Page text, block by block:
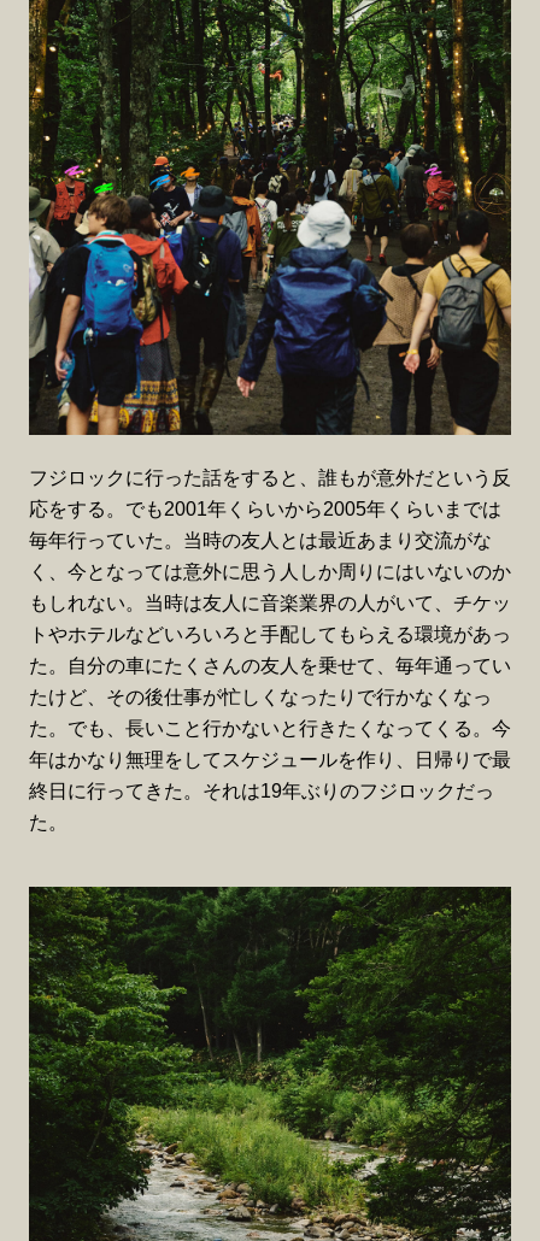
フジロックに行った話をすると、誰もが意外だという反
応をする。でも2001年くらいから2005年くらいまでは
毎年行っていた。当時の友人とは最近あまり交流がな
く、今となっては意外に思う人しか周りにはいないのか
もしれない。当時は友人に音楽業界の人がいて、チケッ
トやホテルなどいろいろと手配してもらえる環境があっ
た。自分の車にたくさんの友人を乗せて、毎年通ってい
たけど、その後仕事が忙しくなったりで行かなくなっ
た。でも、長いこと行かないと行きたくなってくる。今
年はかなり無理をしてスケジュールを作り、日帰りで最
終日に行ってきた。それは19年ぶりのフジロックだっ
た。